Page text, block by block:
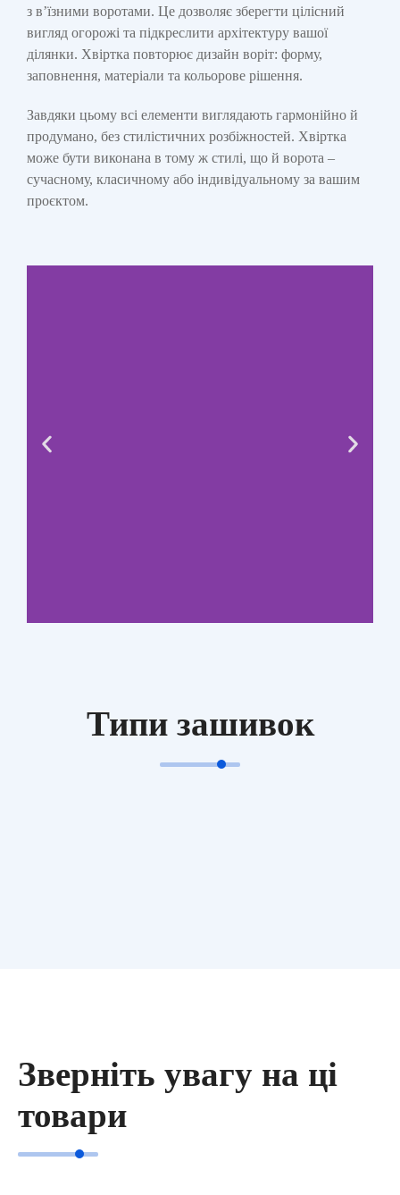
з в’їзними воротами. Це дозволяє зберегти цілісний
вигляд огорожі та підкреслити архітектуру вашої
ділянки. Хвіртка повторює дизайн воріт: форму,
заповнення, матеріали та кольорове рішення.
Завдяки цьому всі елементи виглядають гармонійно й
продумано, без стилістичних розбіжностей. Хвіртка
може бути виконана в тому ж стилі, що й ворота –
сучасному, класичному або індивідуальному за вашим
проєктом.
Типи зашивок
Зверніть увагу на ці
товари